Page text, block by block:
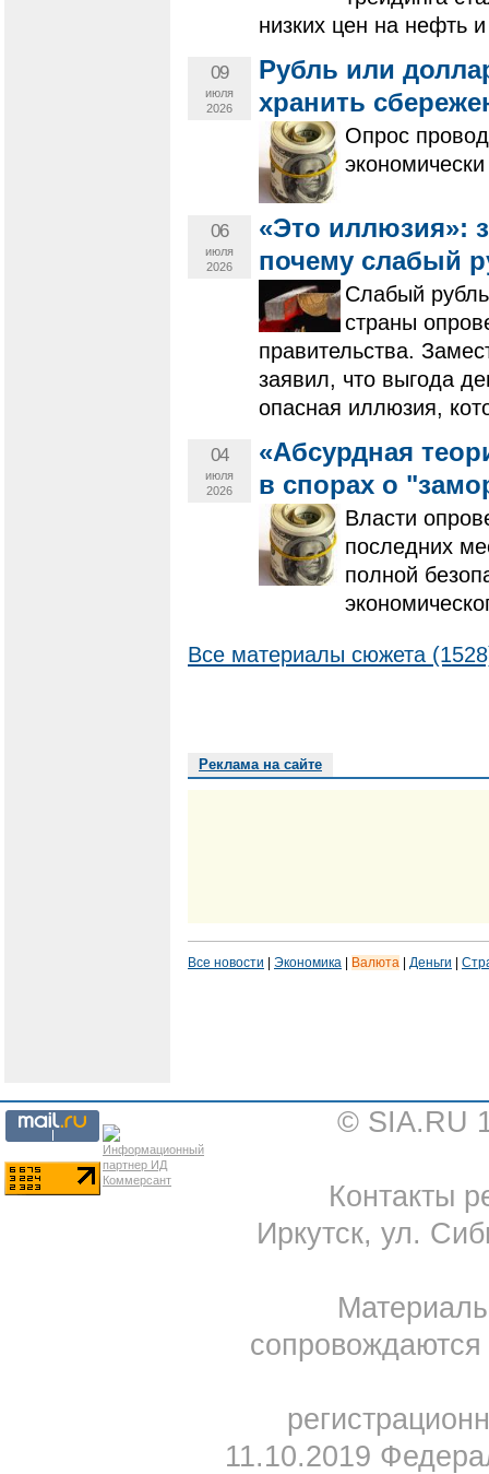
низких цен на нефть
09
июля
2026
Рубль или
хранить
Опрос
06
июля
2026
«Это иллюзия»:
почему слабый
Слабый
страны
правительства.
заявил, что выгода
опасная иллюзия,
04
июля
2026
«Абсурдная
в спорах о
Власти
последних
полной
Все материалы сюжета
Реклама на сайте
Все новости Экономика Валюта Деньги
© SIA.RU
Контакты
Иркутск, ул.
11.10.2019